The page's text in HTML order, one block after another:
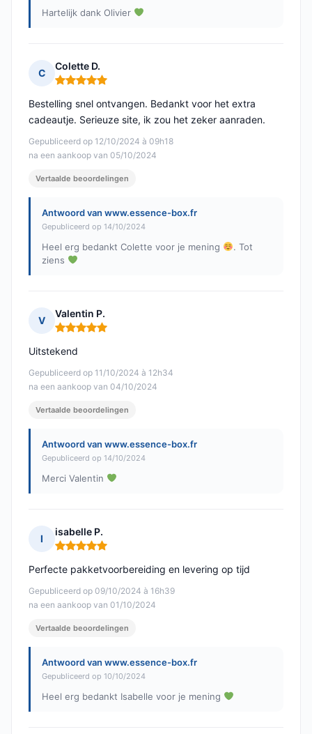
Hartelijk dank Olivier
C
Colette D.
Opmerking: 5 van 5
Gepubliceerd op 12/10/2024 à 09h18
na een aankoop van 05/10/2024
Bestelling snel ontvangen. Bedankt voor het extra
cadeautje. Serieuze site, ik zou het zeker aanraden.
Vertaalde beoordelingen
Antwoord van www.essence-box.fr
Gepubliceerd op 14/10/2024
Heel erg bedankt Colette voor je mening
. Tot
ziens
V
Valentin P.
Opmerking: 5 van 5
Gepubliceerd op 11/10/2024 à 12h34
na een aankoop van 04/10/2024
Uitstekend
Vertaalde beoordelingen
Antwoord van www.essence-box.fr
Gepubliceerd op 14/10/2024
Merci Valentin
I
isabelle P.
Opmerking: 5 van 5
Gepubliceerd op 09/10/2024 à 16h39
na een aankoop van 01/10/2024
Perfecte pakketvoorbereiding en levering op tijd
Vertaalde beoordelingen
Antwoord van www.essence-box.fr
Gepubliceerd op 10/10/2024
Heel erg bedankt Isabelle voor je mening